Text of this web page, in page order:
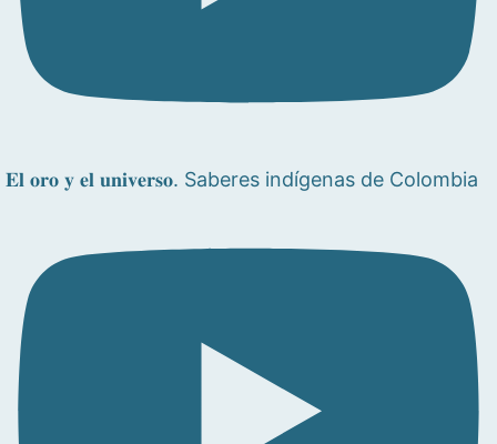
𝐄𝐥 𝐨𝐫𝐨 𝐲 𝐞𝐥 𝐮𝐧𝐢𝐯𝐞𝐫𝐬𝐨. Saberes indígenas de Colombia